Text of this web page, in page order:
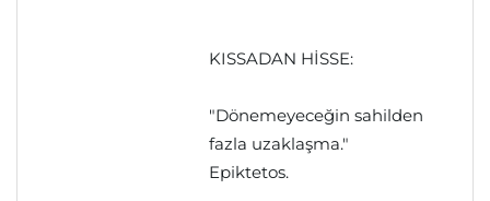
KISSADAN HİSSE:
"Dönemeyeceğin sahilden
fazla uzaklaşma."
Epiktetos.